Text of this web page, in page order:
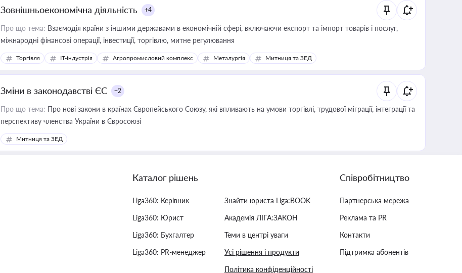
Зовнішньоекономічна діяльність +4
Про що тема: Взаємодія країни з іншими державами в економічній сфері, включаючи експорт та імпорт товарів і послуг,
міжнародні фінансові операції, інвестиції, торгівлю, митне регулювання
Торгівля IT-індустрія Агропромисловий комплекс Металургія Митниця та ЗЕД
Зміни в законодавстві ЄС +2
Про що тема: Про нові закони в країнах Європейського Союзу, які впливають на умови торгівлі, трудової міграції, інтеграції та
перспективу членства України в Євросоюзі
Митниця та ЗЕД
Каталог рішень
Liga360: Керівник
Liga360: Юрист
Liga360: Бухгалтер
Liga360: PR-менеджер
Знайти юриста Liga:BOOK
Академія ЛІГА:ЗАКОН
Теми в центрі уваги
Усі рішення і продукти
Політика конфіденційності
Співробітництво
Партнерська мережа
Реклама та PR
Контакти
Підтримка абонентів